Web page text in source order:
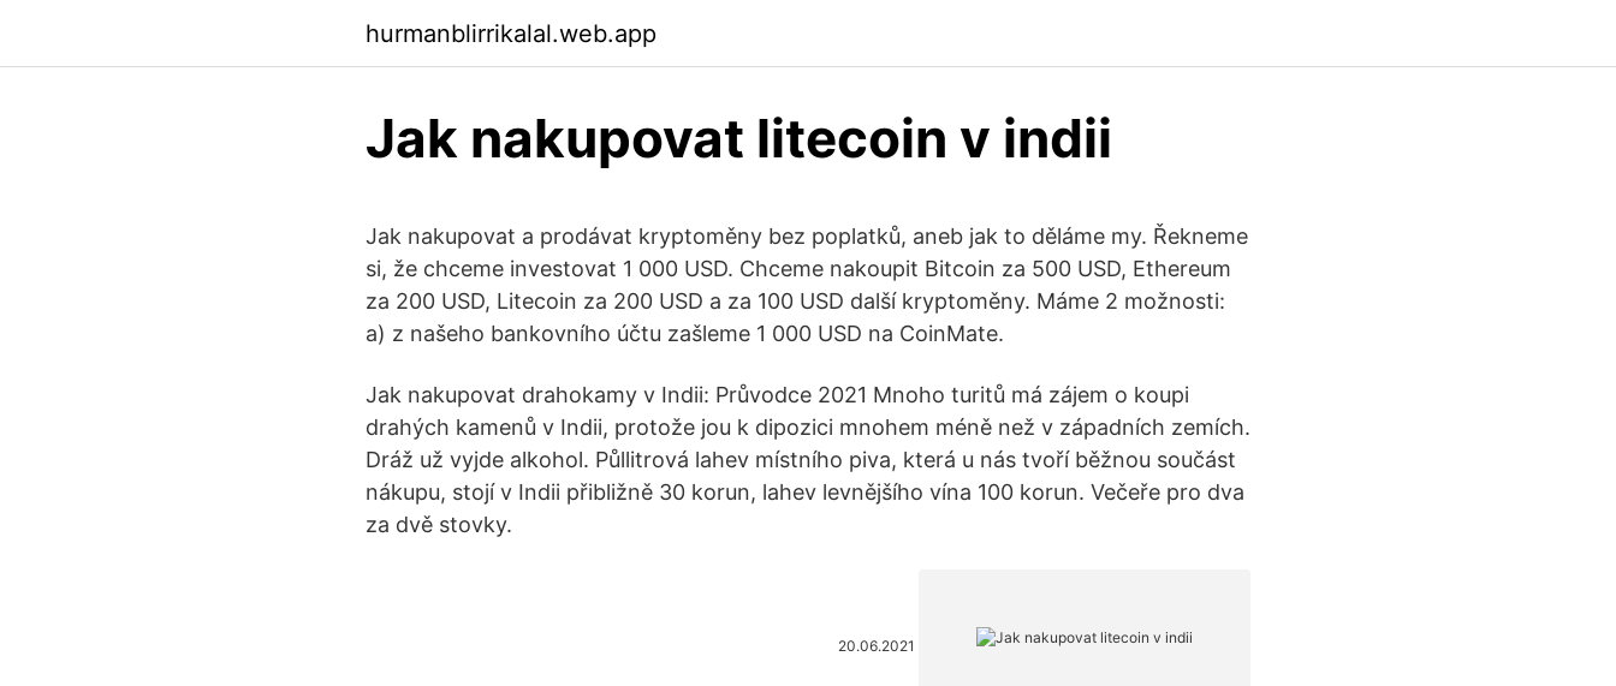
hurmanblirrikalal.web.app
Jak nakupovat litecoin v indii
Jak nakupovat a prodávat kryptoměny bez poplatků, aneb jak to děláme my. Řekneme
si, že chceme investovat 1 000 USD. Chceme nakoupit Bitcoin za 500 USD, Ethereum
za 200 USD, Litecoin za 200 USD a za 100 USD další kryptoměny. Máme 2 možnosti:
a) z našeho bankovního účtu zašleme 1 000 USD na CoinMate.
Jak nakupovat drahokamy v Indii: Průvodce 2021 Mnoho turitů má zájem o koupi
drahých kamenů v Indii, protože jou k dipozici mnohem méně než v západních zemích.
Dráž už vyjde alkohol. Půllitrová lahev místního piva, která u nás tvoří běžnou součást
nákupu, stojí v Indii přibližně 30 korun, lahev levnějšího vína 100 korun. Večeře pro dva
za dvě stovky.
20.06.2021